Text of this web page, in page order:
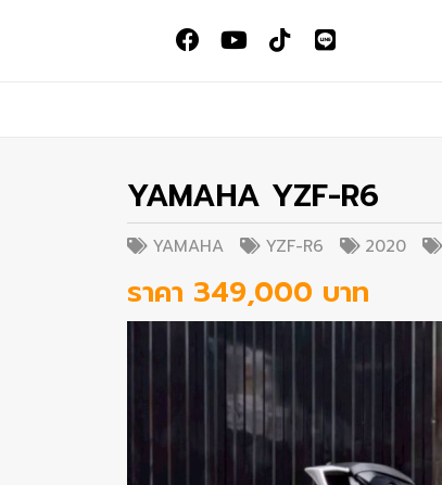
YAMAHA YZF-R6
YAMAHA YZF-R6 2020
ราคา 349,000 บาท